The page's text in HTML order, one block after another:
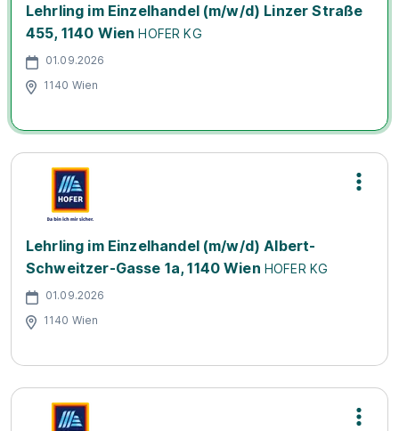
Lehrling im Einzelhandel (m/w/d) Linzer Straße
455, 1140 Wien HOFER KG
01.09.2026
1140 Wien
Lehrling im Einzelhandel (m/w/d) Albert-
Schweitzer-Gasse 1a, 1140 Wien HOFER KG
01.09.2026
1140 Wien